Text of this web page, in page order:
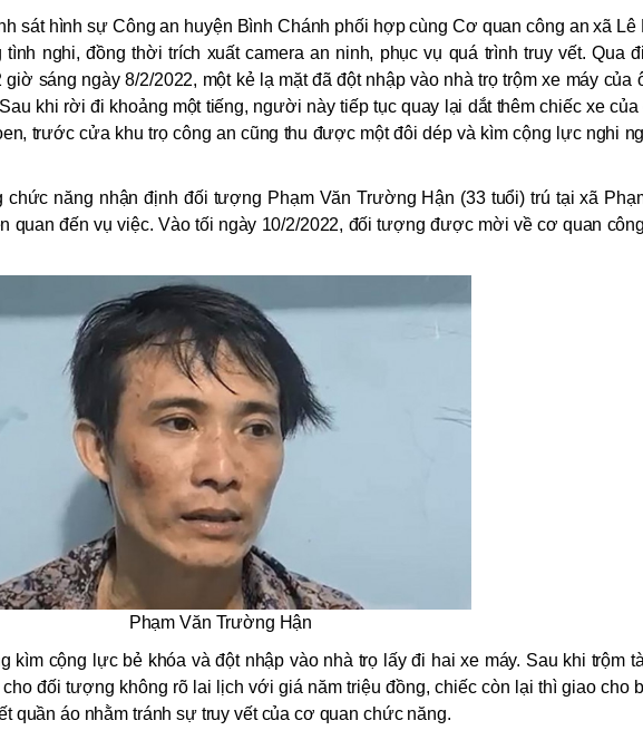
sát hình sự Công an huyện Bình Chánh phối hợp cùng Cơ quan công an xã Lê
nghi, đồng thời trích xuấtcamera an ninh, phục vụ quá trình truy vết. Qua
sáng ngày 8/2/2022, một kẻ lạ mặt đã đột nhập vào nhà trọ trộm xe máy của
khi rời đi khoảng một tiếng, người này tiếp tục quay lại dắt thêm chiếc xe của
trước cửa khu trọ công an cũng thu được một đôi dép và kìm cộng lực nghi
năng nhận định đối tượng Phạm Văn Trường Hận (33 tuổi) trú tại xã
quan đến vụ việc. Vào tối ngày 10/2/2022, đối tượng được mời về cơ quan
Phạm Văn Trường Hận
kìm cộng lực bẻ khóa và đột nhập vào nhà trọ lấy đi hai xe máy. Sau khi trộm
đối tượng không rõ lai lịch với giá năm triệu đồng, chiếc còn lại thì giao cho
quần áo nhằm tránh sự truy vết của cơ quan chức năng.